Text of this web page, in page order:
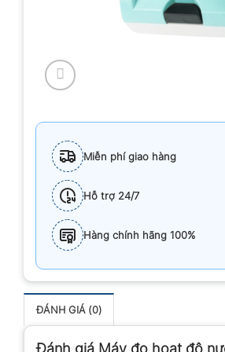
Miễn phí giao hàng
Hỗ trợ 24/7
Hàng chính hãng 100%
ĐÁNH GIÁ (0)
Đánh giá Máy đo hoạt độ